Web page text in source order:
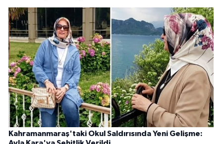
Kahramanmaraş'taki Okul Saldırısında Yeni Gelişme: